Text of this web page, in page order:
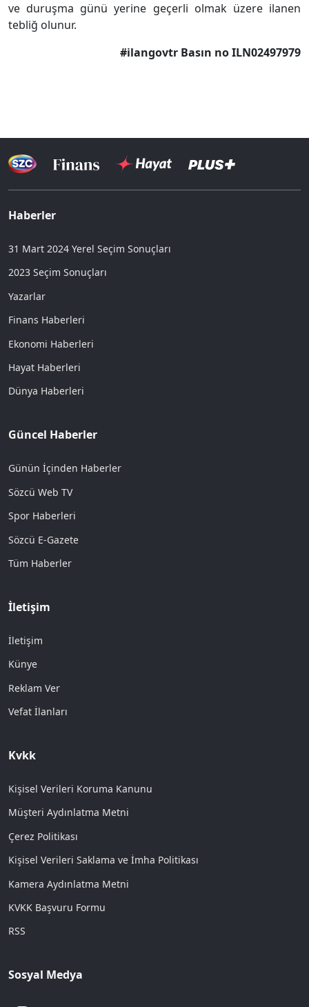
ve duruşma günü yerine geçerli olmak üzere ilanen
tebliğ olunur.
#ilangovtr Basın no ILN02497979
Haberler
31 Mart 2024 Yerel Seçim Sonuçları
2023 Seçim Sonuçları
Yazarlar
Finans Haberleri
Ekonomi Haberleri
Hayat Haberleri
Dünya Haberleri
Güncel Haberler
Günün İçinden Haberler
Sözcü Web TV
Spor Haberleri
Sözcü E-Gazete
Tüm Haberler
İletişim
İletişim
Künye
Reklam Ver
Vefat İlanları
Kvkk
Kişisel Verileri Koruma Kanunu
Müşteri Aydınlatma Metni
Çerez Politikası
Kişisel Verileri Saklama ve İmha Politikası
Kamera Aydınlatma Metni
KVKK Başvuru Formu
RSS
Sosyal Medya